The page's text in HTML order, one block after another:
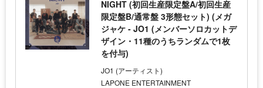
NIGHT (初回生産限定盤A/初回生産
限定盤B/通常盤 3形態セット) (メガ
ジャケ - JO1 (メンバーソロカットデ
ザイン・11種のうちランダムで1枚
を付与)
JO1 (アーティスト)
LAPONE ENTERTAINMENT